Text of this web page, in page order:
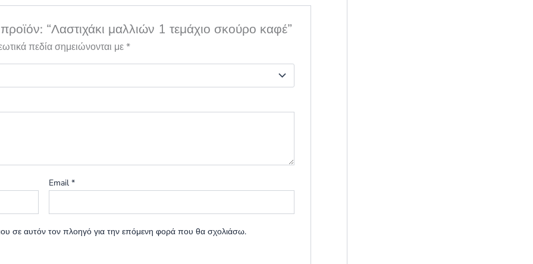
“Λαστιχάκι μαλλιών 1 τεμάχιο σκούρο καφέ”
πεδία σημειώνονται με*
Email *
σε αυτόν τον πλοηγό για την επόμενη φορά που θα σχολιάσω.